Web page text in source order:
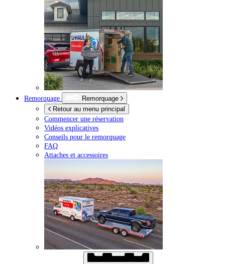
Remorquage
Remorquage
Retour au menu principal
Commencer une réservation
Vidéos explicatives
Conseils pour le remorquage
FAQ
Attaches et accessoires